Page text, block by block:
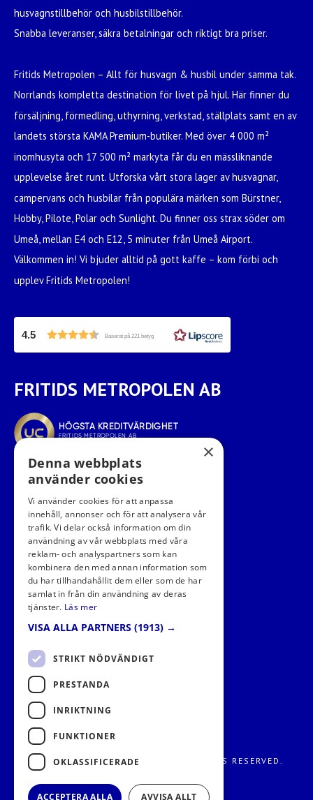
husvagnstillbehör och husbilstillbehör.
Snabba leveranser, säkra betalningar och riktigt bra priser.
Fritids Metropolen – Allt för husvagn & husbil under samma tak.
Norrlands kompletta destination för livet på hjul. Här finner du
försäljning, förmedling, uthyrning, verkstad, ställplats samt en av
landets största KAMA Premium-butiker. Med över 4 000 m²
inomhusyta och 17 500 m² markyta får du en mässliknande
upplevelse året runt. Utforska vårt stora lager av husvagnar,
campervans och husbilar från populära märken som Bürstner,
Hobby, Pilote, Polar och Sunlight. Du finner oss strax söder om
Umeå, mellan E4 och E12, 5 minuter från Umeå Airport.
Välkommen in! Vi bjuder alltid på gott kaffe – kom förbi och
upplev Fritids Metropolen!
4.5 Baserat på 221 betyg
FRITIDS METROPOLEN AB
FÖLJ OSS I SOCIALA MEDIER
FRITIDS METROPOLEN AB 2026. ALL RIGHTS RESERVED.
×
Denna webbplats
använder cookies
Vi använder cookies för att anpassa
innehåll, annonser och för att analysera vår
trafik. Vi delar också information om din
användning av vår webbplats med våra
reklam- och analyspartners som kan
kombinera den med annan information som
du har tillhandahållit dem eller som de har
samlat in från din användning av deras
tjänster. Läs mer
VISA ALLA PARTNERS (1913) →
STRIKT NÖDVÄNDIGT
PRESTANDA
INRIKTNING
FUNKTIONER
OKLASSIFICERADE
ACCEPTERA ALLA AVVISA ALLT